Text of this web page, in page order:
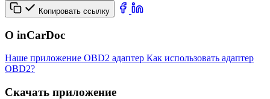
Копировать ссылку
О inCarDoc
Наше приложение OBD2 адаптер Как использовать адаптер
OBD2?
Скачать приложение